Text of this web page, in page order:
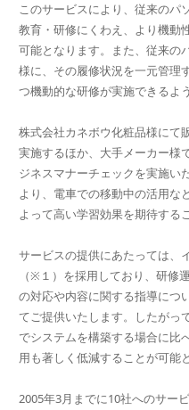
このサービスにより、従来のパ
教育・研修にくわえ、より機動
可能となります。また、従来の
様に、その履修状況を一元管理
つ機動的な研修が実施できるよ
株式会社カネボウ化粧品様にて
実施するほか、大手メーカー様
ジネスマナーチェックを実施い
より、電車での移動中の活用な
よって高い学習効果を期待する
サービスの提供にあたっては、
（※１）を採用しており、研修
の対応や内容に関する指導につ
てご提供いたします。したがっ
でシステムを構築する場合に比
用も著しく低減することが可能
2005年3月までに10社へのサー